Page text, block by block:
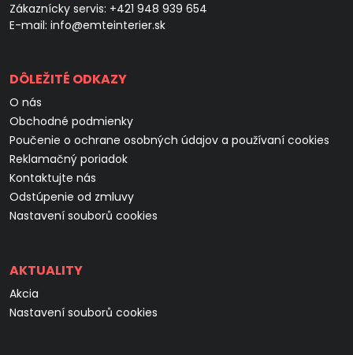
Zákaznícky servis: +421 948 939 654
E-mail: info@emteinterier.sk
DÔLEŽITÉ ODKAZY
O nás
Obchodné podmienky
Poučenie o ochrane osobných údajov a používaní cookies
Reklamačný poriadok
Kontaktujte nás
Odstúpenie od zmluvy
Nastavení souborů cookies
AKTUALITY
Akcia
Nastavení souborů cookies